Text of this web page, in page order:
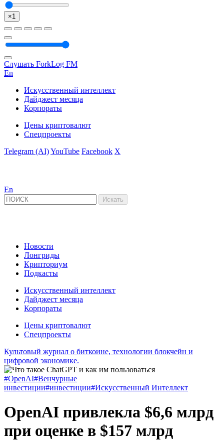
×1
Слушать ForkLog FM
En
Искусственный интеллект
Дайджест месяца
Корпораты
Цены криптовалют
Спецпроекты
Telegram (AI)YouTube Facebook X
En
Новости
Лонгриды
Крипториум
Подкасты
Искусственный интеллект
Дайджест месяца
Корпораты
Цены криптовалют
Спецпроекты
Культовый журнал о биткоине, технологии блокчейн и
цифровой экономике.
#OpenAI#Венчурные
инвестиции#инвестиции#Искусственный Интеллект
OpenAI привлекла $6,6 млрд
при оценке в $157 млрд